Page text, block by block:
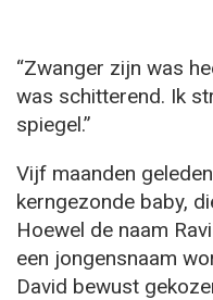
“Zwanger zijn was
was schitterend. Ik
spiegel.”
Vijf maanden
kerngezonde baby,
Hoewel de naam
een jongensnaam
David bewust